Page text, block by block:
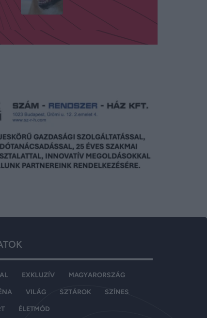
EXKLUZÍV MAGYARORSZÁG
VILÁG SZTÁROK SZÍNES
ÉLETMÓD